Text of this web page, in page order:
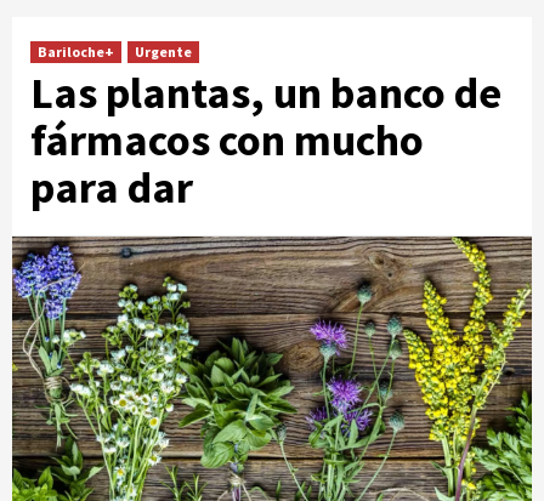
Bariloche+ Urgente
Las plantas, un banco de
fármacos con mucho
para dar